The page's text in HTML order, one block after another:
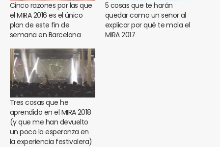
Cinco razones por las que
el MIRA 2016 es el único
plan de este fin de
semana en Barcelona
5 cosas que te harán
quedar como un señor al
explicar por qué te mola el
MIRA 2017
Tres cosas que he
aprendido en el MIRA 2018
(y que me han devuelto
un poco la esperanza en
la experiencia festivalera)